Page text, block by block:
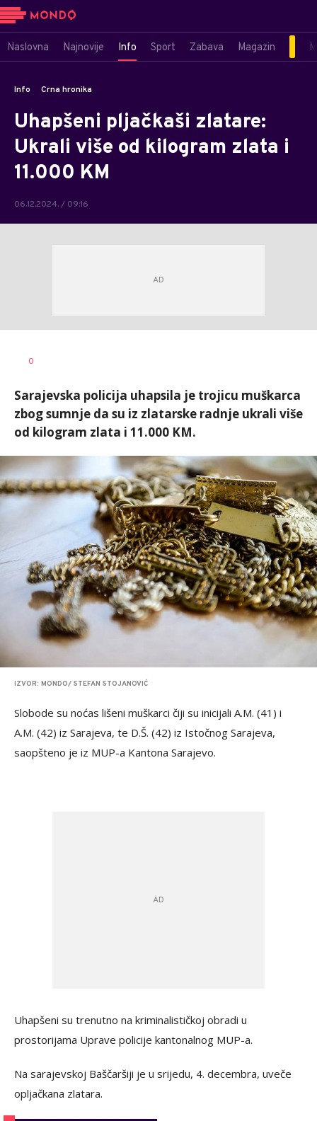
Naslovna Najnovije Info Sport Zabava Magazin
Info Crna hronika
Uhapšeni pljačkaši zlatare:
Ukrali više od kilogram zlata i
11.000 KM
06.12.2024. / 09:16
AUTOR
0
Sarajevska policija uhapsila je trojicu muškarca
zbog sumnje da su iz zlatarske radnje ukrali više
od kilogram zlata i 11.000 KM.
IZVOR: MONDO/ STEFAN STOJANOVIĆ
Slobode su noćas lišeni muškarci čiji su inicijali A.M. (41) i
A.M. (42) iz Sarajeva, te D.Š. (42) iz Istočnog Sarajeva,
saopšteno je iz MUP-a Kantona Sarajevo.
Uhapšeni su trenutno na kriminalističkoj obradi u
prostorijama Uprave policije kantonalnog MUP-a.
Na sarajevskoj Baščaršiji je u srijedu, 4. decembra, uveče
opljačkana zlatara.